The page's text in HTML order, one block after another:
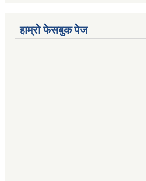
हाम्रो फेसबुक पेज